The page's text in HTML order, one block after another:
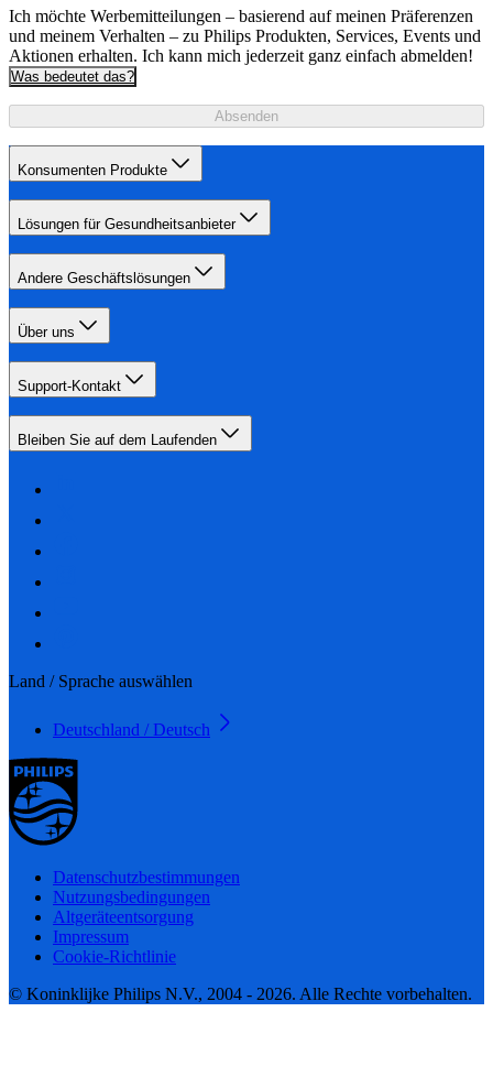
Ich möchte Werbemitteilungen – basierend auf meinen Präferenzen
und meinem Verhalten – zu Philips Produkten, Services, Events und
Aktionen erhalten. Ich kann mich jederzeit ganz einfach abmelden!
Was bedeutet das?
Absenden
Konsumenten Produkte
Lösungen für Gesundheitsanbieter
Andere Geschäftslösungen
Über uns
Support-Kontakt
Bleiben Sie auf dem Laufenden
Land / Sprache auswählen
Deutschland / Deutsch
Datenschutzbestimmungen
Nutzungsbedingungen
Altgeräteentsorgung
Impressum
Cookie-Richtlinie
© Koninklijke Philips N.V., 2004 - 2026. Alle Rechte vorbehalten.